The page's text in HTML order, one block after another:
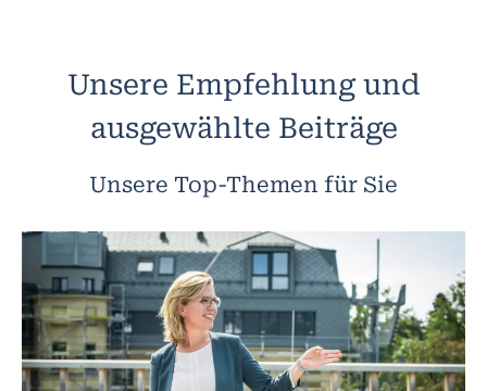
Unsere Empfehlung und
ausgewählte Beiträge
Unsere Top-Themen für Sie